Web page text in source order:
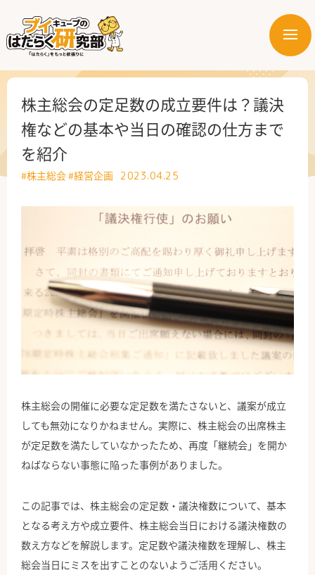
メ
ー
はたらく部署
はたらく課題
はたらく製品・サービス
公式X
公式Facebook
株主総会の定足数の成立要件は？議決
権などの基本や当日の確認の仕方まで
を紹介
#株主総会#経営企画 2023.04.25
株主総会の開催に必要な定足数を満たさないと、議案が成立
しても無効になりかねません。実際に、株主総会の出席株主
が定足数を満たしていなかったため、再度「継続会」を開か
ねばならない事態に陥った事例がありました。
この記事では、株主総会の定足数・議決権数について、基本
となる考え方や成立要件、株主総会当日における議決権数の
数え方などを解説します。定足数や議決権数を理解し、株主
総会当日にミスを出すことのないようご活用ください。